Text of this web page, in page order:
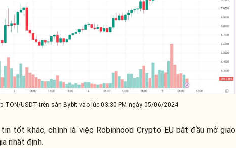
TON/USDT trên sàn Bybit vào lúc 03:30 PM ngày 05/06/2024
tốt khác, chính là việc Robinhood Crypto EU bắt đầu mở giao
nhất định.